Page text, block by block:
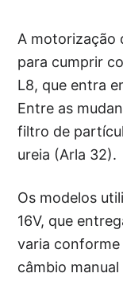
A motorização
para cumprir
L8, que entra
Entre as
filtro de
ureia (Arla 32).
Os modelos
16V, que
varia
câmbio